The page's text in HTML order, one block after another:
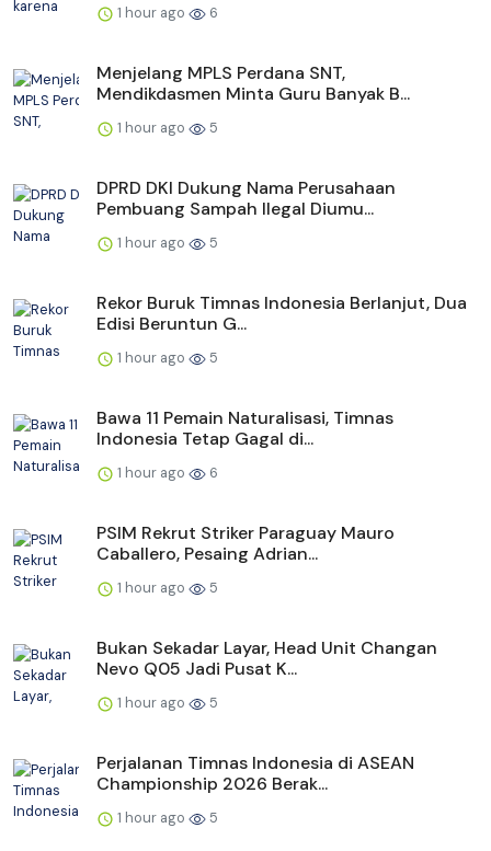
1 hour ago 6
Menjelang MPLS Perdana SNT,
Mendikdasmen Minta Guru Banyak B...
1 hour ago 5
DPRD DKI Dukung Nama Perusahaan
Pembuang Sampah Ilegal Diumu...
1 hour ago 5
Rekor Buruk Timnas Indonesia Berlanjut, Dua
Edisi Beruntun G...
1 hour ago 5
Bawa 11 Pemain Naturalisasi, Timnas
Indonesia Tetap Gagal di...
1 hour ago 6
PSIM Rekrut Striker Paraguay Mauro
Caballero, Pesaing Adrian...
1 hour ago 5
Bukan Sekadar Layar, Head Unit Changan
Nevo Q05 Jadi Pusat K...
1 hour ago 5
Perjalanan Timnas Indonesia di ASEAN
Championship 2026 Berak...
1 hour ago 5